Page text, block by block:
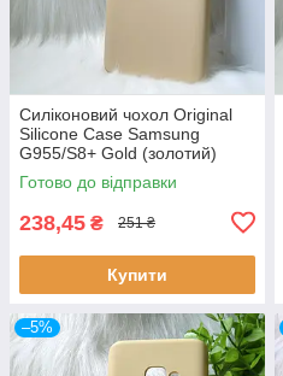
Силіконовий чохол Original
Silicone Case Samsung
G955/S8+ Gold (золотий)
Готово до відправки
238,45 ₴ 251 ₴
Купити
–5%